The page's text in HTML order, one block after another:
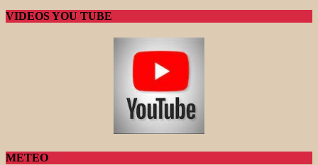
VIDEOS YOU TUBE
METEO